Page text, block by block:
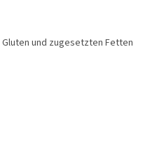
und zugesetzten Fetten